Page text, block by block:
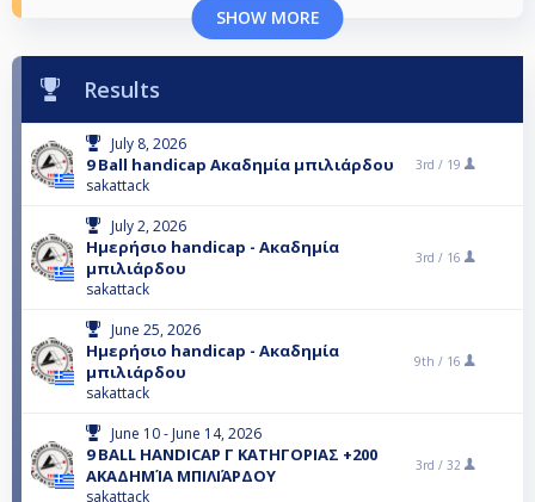
SHOW MORE
Results
July 8, 2026
9 Ball handicap Ακαδημία μπιλιάρδου
sakattack
3rd / 19
July 2, 2026
Ημερήσιο handicap - Ακαδημία
μπιλιάρδου
sakattack
3rd / 16
June 25, 2026
Ημερήσιο handicap - Ακαδημία
μπιλιάρδου
sakattack
9th / 16
June 10 - June 14, 2026
9 BALL HANDICAP Γ ΚΑΤΗΓΟΡΙΑΣ +200
ΑΚΑΔΗΜΊΑ ΜΠΙΛΙΆΡΔΟΥ
sakattack
3rd / 32